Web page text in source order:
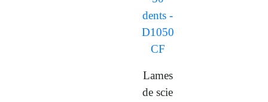
Lames
de scie